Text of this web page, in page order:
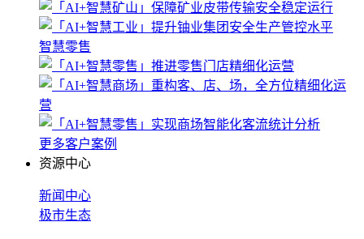
智慧零售
更多客户案例
资源中心
新闻中心
极市生态